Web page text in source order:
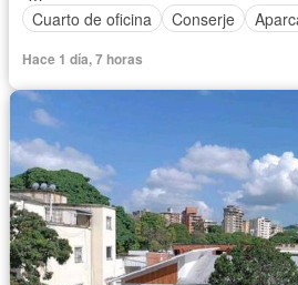
Cuarto de oficina
Conserje
Hace 1 día, 7 horas